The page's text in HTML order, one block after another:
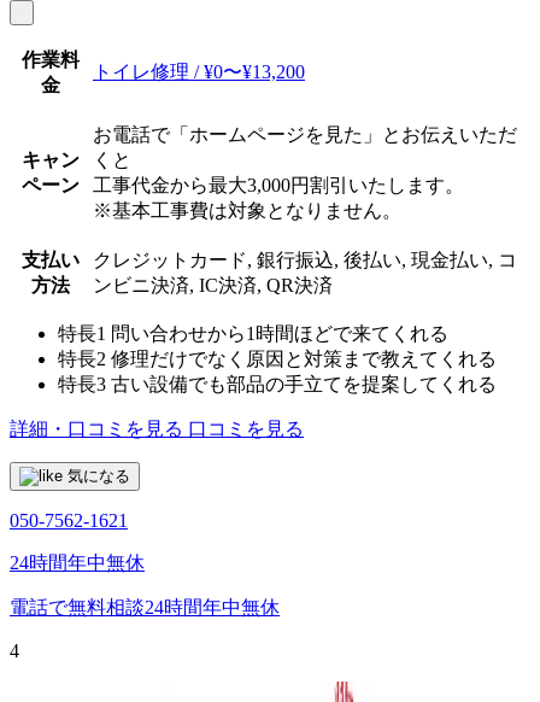
作業料
金
トイレ修理 / ¥0〜¥13,200
キャン
ペーン
お電話で「ホームページを見た」とお伝えいただ
くと
工事代金から最大3,000円割引いたします。
※基本工事費は対象となりません。
支払い
方法
クレジットカード, 銀行振込, 後払い, 現金払い, コ
ンビニ決済, IC決済, QR決済
特長1 問い合わせから1時間ほどで来てくれる
特長2 修理だけでなく原因と対策まで教えてくれる
特長3 古い設備でも部品の手立てを提案してくれる
詳細・口コミを見る 口コミを見る
気になる
050-7562-1621
24時間年中無休
電話で無料相談24時間年中無休
4